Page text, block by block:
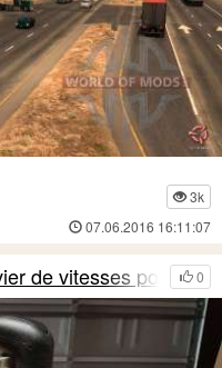
3k
07.06.2016 16:11:07
0
de vitesses pour